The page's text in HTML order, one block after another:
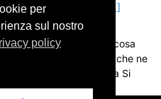
preposti a questo …
[…]
di ipocondria, in cosa
provoca nel soggetto che ne
Significato di ipocondria Si
per
sul nostro
policy